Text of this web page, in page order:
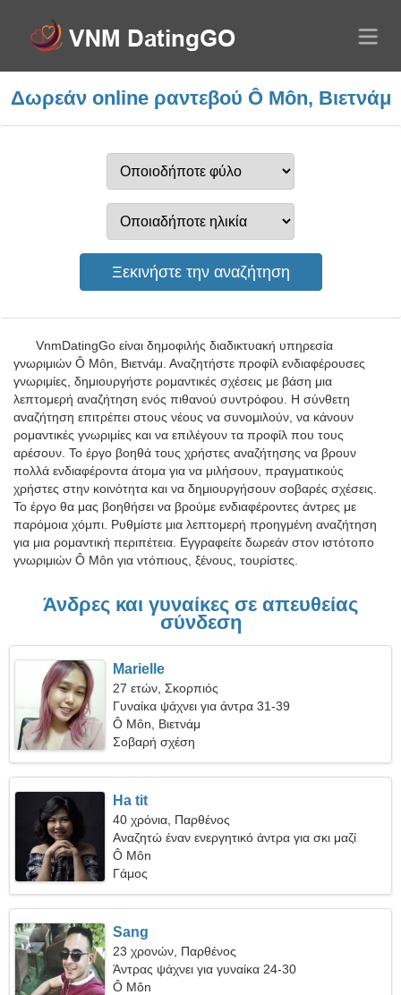
Δωρεάν online ραντεβού Ô Môn, Βιετνάμ
VnmDatingGo είναι δημοφιλής διαδικτυακή υπηρεσία
γνωριμιών Ô Môn, Βιετνάμ. Αναζητήστε προφίλ ενδιαφέρουσες
γνωριμίες, δημιουργήστε ρομαντικές σχέσεις με βάση μια
λεπτομερή αναζήτηση ενός πιθανού συντρόφου. Η σύνθετη
αναζήτηση επιτρέπει στους νέους να συνομιλούν, να κάνουν
ρομαντικές γνωριμίες και να επιλέγουν τα προφίλ που τους
αρέσουν. Το έργο βοηθά τους χρήστες αναζήτησης να βρουν
πολλά ενδιαφέροντα άτομα για να μιλήσουν, πραγματικούς
χρήστες στην κοινότητα και να δημιουργήσουν σοβαρές σχέσεις.
Το έργο θα μας βοηθήσει να βρούμε ενδιαφέροντες άντρες με
παρόμοια χόμπι. Ρυθμίστε μια λεπτομερή προηγμένη αναζήτηση
για μια ρομαντική περιπέτεια. Εγγραφείτε δωρεάν στον ιστότοπο
γνωριμιών Ô Môn για ντόπιους, ξένους, τουρίστες.
Άνδρες και γυναίκες σε απευθείας
σύνδεση
Marielle
27 ετών, Σκορπιός
Γυναίκα ψάχνει για άντρα 31-39
Ô Môn, Βιετνάμ
Σοβαρή σχέση
Ha tit
40 χρόνια, Παρθένος
Αναζητώ έναν ενεργητικό άντρα για σκι μαζί
Ô Môn
Γάμος
Sang
23 χρονών, Παρθένος
Άντρας ψάχνει για γυναίκα 24-30
Ô Môn